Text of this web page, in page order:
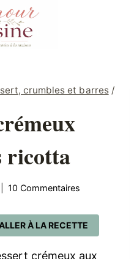
crumbles et barres /
ricotta
10 Commentaires
À LA RECETTE
crémeux aux